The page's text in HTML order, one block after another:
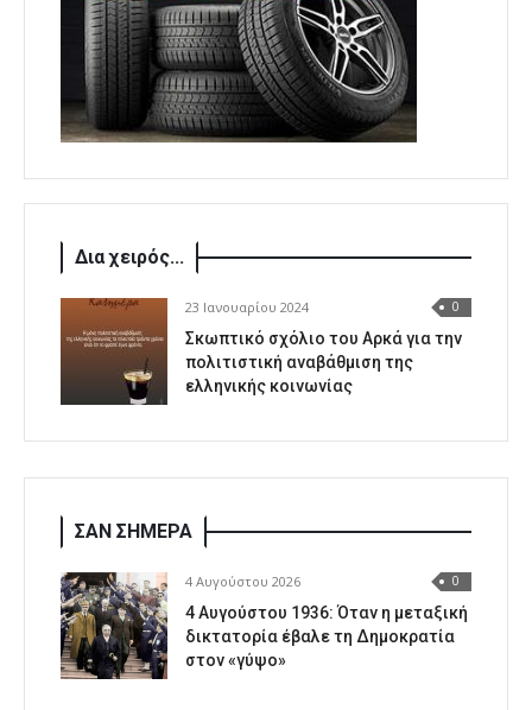
Δια χειρός...
23 Ιανουαρίου 2024 0
Σκωπτικό σχόλιο του Αρκά για την
πολιτιστική αναβάθμιση της
ελληνικής κοινωνίας
ΣΑΝ ΣΗΜΕΡΑ
4 Αυγούστου 2026 0
4 Αυγούστου 1936: Όταν η μεταξική
δικτατορία έβαλε τη Δημοκρατία
στον «γύψο»